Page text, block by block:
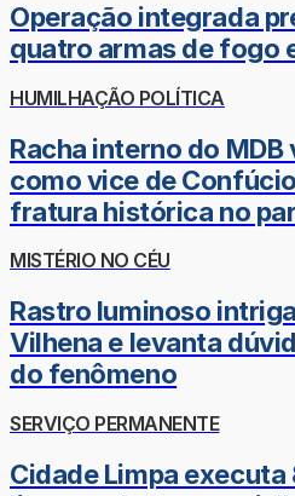
Operação integrada
quatro armas de fogo
HUMILHAÇÃO POLÍTICA
Racha interno do
como vice de
fratura histórica no
MISTÉRIO NO CÉU
Rastro luminoso
Vilhena e levanta
do fenômeno
SERVIÇO PERMANENTE
Cidade Limpa executa